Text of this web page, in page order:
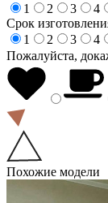
1
2 3 4
Срок
1
2 3 4
Пожалуйста,
Похожие модели